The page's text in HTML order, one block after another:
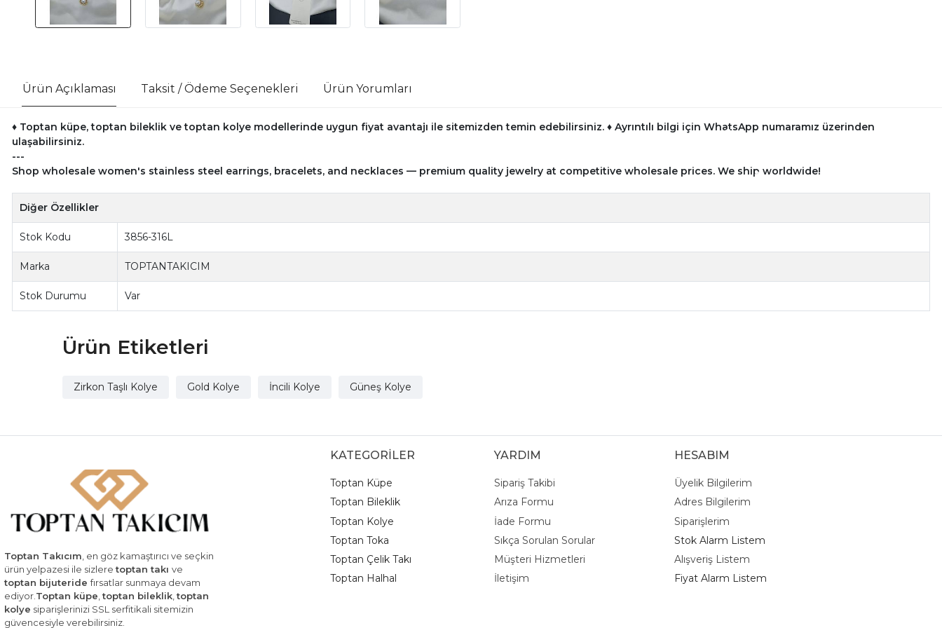
Ürün Açıklaması Taksit / Ödeme Seçenekleri Ürün Yorumları
♦ Toptan küpe, toptan bileklik ve toptan kolye modellerinde uygun fiyat avantajı ile sitemizden temin edebilirsiniz. ♦ Ayrıntılı bilgi için WhatsApp numaramız üzerinden
ulaşabilirsiniz.
---
Shop wholesale women's stainless steel earrings, bracelets, and necklaces — premium quality jewelry at competitive wholesale prices. We ship worldwide!
Diğer Özellikler
Stok Kodu 3856-316L
Marka TOPTANTAKICIM
Stok Durumu Var
Ürün Etiketleri
Zirkon Taşlı Kolye Gold Kolye İncili Kolye Güneş Kolye
Toptan Takıcım, en göz kamaştırıcı ve seçkin
ürün yelpazesi ile sizleretoptan takı ve
toptan bijuteridefırsatlar sunmaya devam
ediyor.Toptan küpe,toptan bileklik,toptan
kolye siparişlerinizi SSL serfitikali sitemizin
güvencesiyle verebilirsiniz.
KATEGORİLER
Toptan Küpe
Toptan Bileklik
Toptan Kolye
Toptan Toka
Toptan Çelik Takı
Toptan Halhal
YARDIM
Sipariş Takibi
Arıza Formu
İade Formu
Sıkça Sorulan Sorular
Müşteri Hizmetleri
İletişim
HESABIM
Üyelik Bilgilerim
Adres Bilgilerim
Siparişlerim
Stok Alarm Listem
Alışveriş Listem
Fiyat Alarm Listem